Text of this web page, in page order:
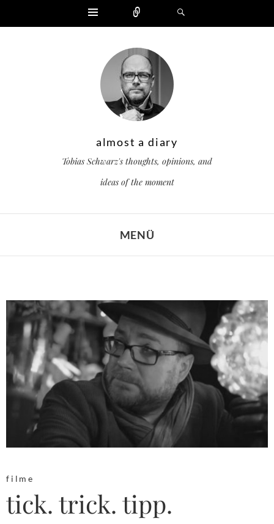
Widgets
almost a diary
Tobias Schwarz's thoughts, opinions, and
ideas of the moment
MENÜ
filme
tick. trick. tipp.